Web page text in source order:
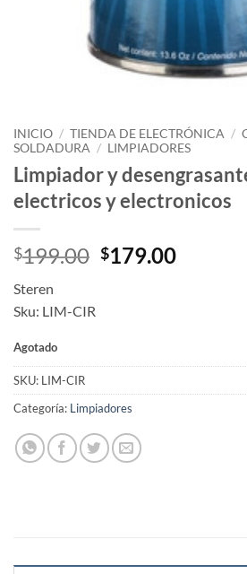
INICIO / TIENDA DE ELECTRÓNICA /
SOLDADURA / LIMPIADORES
Limpiador y
electricos y electronicos
$199.00 Original
$179.00Current
Steren
Sku: LIM-CIR
Agotado
SKU: LIM-CIR
Categoría: Limpiadores